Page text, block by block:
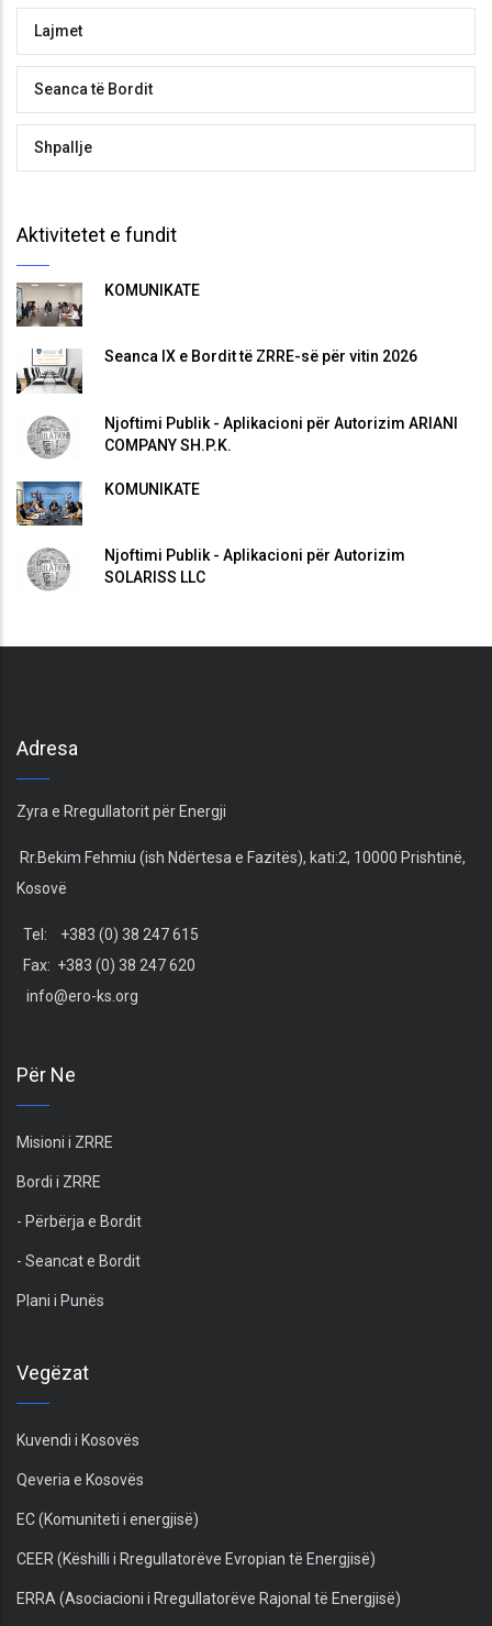
Lajmet
Seanca të Bordit
Shpallje
Aktivitetet e fundit
KOMUNIKATË
Seanca IX e Bordit të ZRRE-së për vitin 2026
Njoftimi Publik - Aplikacioni për Autorizim ARIANI
COMPANY SH.P.K.
KOMUNIKATË
Njoftimi Publik - Aplikacioni për Autorizim
SOLARISS LLC
Adresa
Zyra e Rregullatorit për Energji
Rr.Bekim Fehmiu (ish Ndërtesa e Fazitës), kati:2, 10000 Prishtinë,
Kosovë
Tel: +383 (0) 38 247 615
Fax: +383 (0) 38 247 620
info@ero-ks.org
Për Ne
Misioni i ZRRE
Bordi i ZRRE
- Përbërja e Bordit
- Seancat e Bordit
Plani i Punës
Vegëzat
Kuvendi i Kosovës
Qeveria e Kosovës
EC (Komuniteti i energjisë)
CEER (Këshilli i Rregullatorëve Evropian të Energjisë)
ERRA (Asociacioni i Rregullatorëve Rajonal të Energjisë)